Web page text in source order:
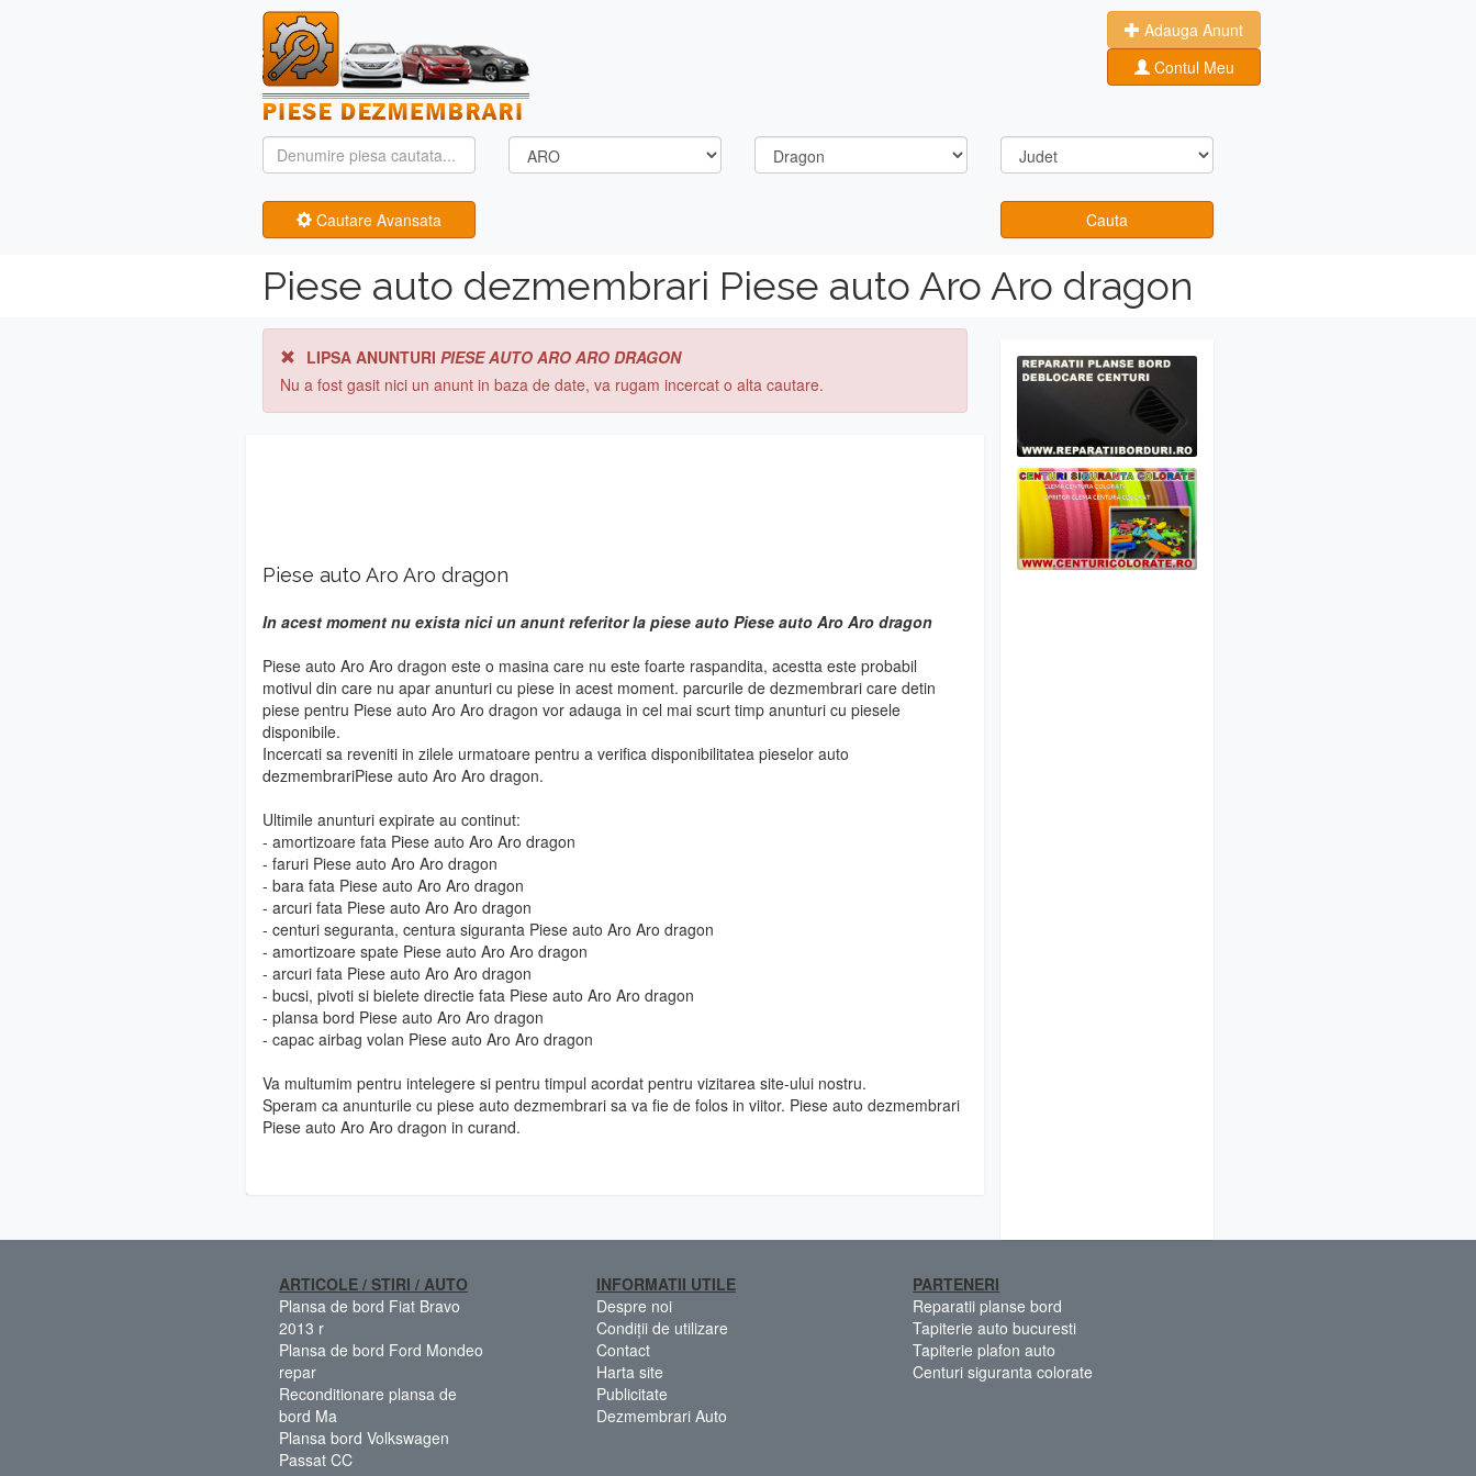
Adauga Anunt
Contul Meu
Cautare Avansata Cauta
Piese auto dezmembrari Piese auto Aro Aro dragon
LIPSA ANUNTURI PIESE AUTO ARO ARO DRAGON
Nu a fost gasit nici un anunt in baza de date, va rugam incercat o alta cautare.
Piese auto Aro Aro dragon
In acest moment nu exista nici un anunt referitor la piese auto Piese auto Aro Aro dragon
Piese auto Aro Aro dragon este o masina care nu este foarte raspandita, acestta este probabil
motivul din care nu apar anunturi cu piese in acest moment. parcurile de dezmembrari care detin
piese pentru Piese auto Aro Aro dragon vor adauga in cel mai scurt timp anunturi cu piesele
disponibile.
Incercati sa reveniti in zilele urmatoare pentru a verifica disponibilitatea pieselor auto
dezmembrariPiese auto Aro Aro dragon.
Ultimile anunturi expirate au continut:
- amortizoare fata Piese auto Aro Aro dragon
- faruri Piese auto Aro Aro dragon
- bara fata Piese auto Aro Aro dragon
- arcuri fata Piese auto Aro Aro dragon
- centuri seguranta, centura siguranta Piese auto Aro Aro dragon
- amortizoare spate Piese auto Aro Aro dragon
- arcuri fata Piese auto Aro Aro dragon
- bucsi, pivoti si bielete directie fata Piese auto Aro Aro dragon
- plansa bord Piese auto Aro Aro dragon
- capac airbag volan Piese auto Aro Aro dragon
Va multumim pentru intelegere si pentru timpul acordat pentru vizitarea site-ului nostru.
Speram ca anunturile cu piese auto dezmembrari sa va fie de folos in viitor. Piese auto dezmembrari
Piese auto Aro Aro dragon in curand.
ARTICOLE / STIRI / AUTO
Plansa de bord Fiat Bravo
2013 r
Plansa de bord Ford Mondeo
repar
Reconditionare plansa de
bord Ma
Plansa bord Volkswagen
Passat CC
INFORMATII UTILE
Despre noi
Condiții de utilizare
Contact
Harta site
Publicitate
Dezmembrari Auto
PARTENERI
Reparatii planse bord
Tapiterie auto bucuresti
Tapiterie plafon auto
Centuri siguranta colorate